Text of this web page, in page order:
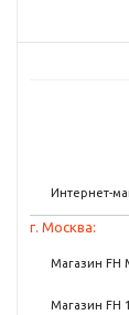
Интернет-
г. Москва:
Магазин FH
Магазин FH